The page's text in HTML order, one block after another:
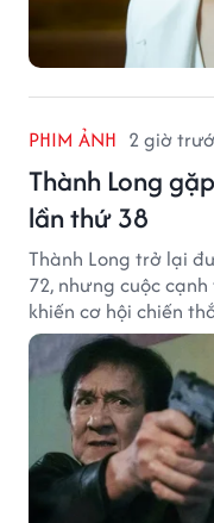
PHIM ẢNH 2 giờ
Thành Long
lần thứ 38
Thành Long trở lại
72, nhưng cuộc
khiến cơ hội chiến